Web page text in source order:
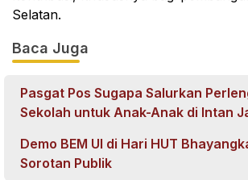
Selatan.
Baca Juga
Pasgat Pos Sugapa Salurkan
Sekolah untuk Anak-Anak di Intan
Demo BEM UI di Hari HUT
Sorotan Publik